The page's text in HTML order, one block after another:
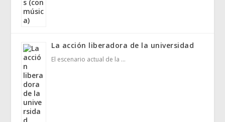
La acción liberadora de la universidad
El escenario actual de la …